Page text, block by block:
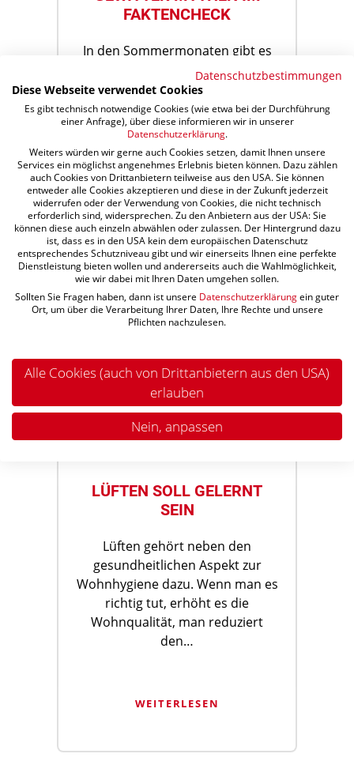
FAKTENCHECK
In den Sommermonaten gibt es
statistisch gesehen mehr
Gewitter. Aber was stimmt von
den alten Weisheiten wirklich,
wenn es blitzt, donnert und
stürmt?…
WEITERLESEN
LÜFTEN SOLL GELERNT
SEIN
Lüften gehört neben den
gesundheitlichen Aspekt zur
Wohnhygiene dazu. Wenn man es
richtig tut, erhöht es die
Wohnqualität, man reduziert
den…
WEITERLESEN
Datenschutzbestimmungen
Diese Webseite verwendet Cookies
Es gibt technisch notwendige Cookies (wie etwa bei der Durchführung
einer Anfrage), über diese informieren wir in unserer
Datenschutzerklärung.
Weiters würden wir gerne auch Cookies setzen, damit Ihnen unsere
Services ein möglichst angenehmes Erlebnis bieten können. Dazu zählen
auch Cookies von Drittanbietern teilweise aus den USA. Sie können
entweder alle Cookies akzeptieren und diese in der Zukunft jederzeit
widerrufen oder der Verwendung von Cookies, die nicht technisch
erforderlich sind, widersprechen. Zu den Anbietern aus der USA: Sie
können diese auch einzeln abwählen oder zulassen. Der Hintergrund dazu
ist, dass es in den USA kein dem europäischen Datenschutz
entsprechendes Schutzniveau gibt und wir einerseits Ihnen eine perfekte
Dienstleistung bieten wollen und andererseits auch die Wahlmöglichkeit,
wie wir dabei mit Ihren Daten umgehen sollen.
Sollten Sie Fragen haben, dann ist unsere Datenschutzerklärungein guter
Ort, um über die Verarbeitung Ihrer Daten, Ihre Rechte und unsere
Pflichten nachzulesen.
Alle Cookies (auch von Drittanbietern aus den USA)
erlauben
Nein, anpassen